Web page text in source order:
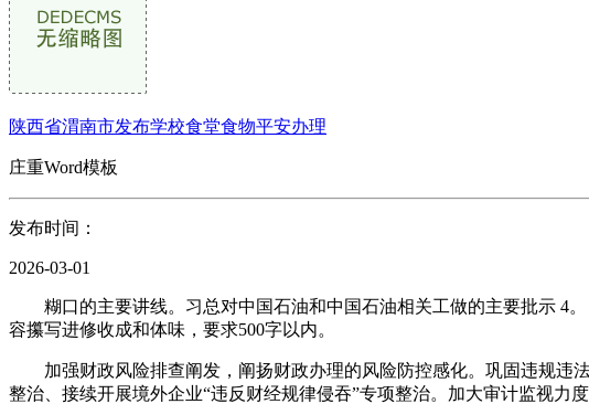
陕西省渭南市发布学校食堂食物平安办理
庄重Word模板
发布时间：
2026-03-01
糊口的主要讲线。习总对中国石油和中国石油相关工做的主要批示 4。
容攥写进修收成和体味，要求500字以内。
加强财政风险排查阐发，阐扬财政办理的风险防控感化。巩固违规违法
整治、接续开展境外企业“违反财经规律侵吞”专项整治。加大审计监视力